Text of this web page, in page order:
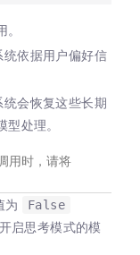
依据用户偏好信
会恢复这些长期
处理。
用时，请将
为 False
启思考模式的模